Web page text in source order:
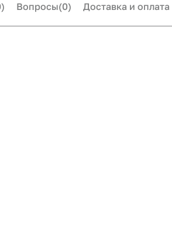
Вопросы(0) Доставка и оплата